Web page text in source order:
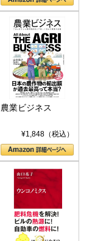
農業ビジネス
¥1,848（税込）